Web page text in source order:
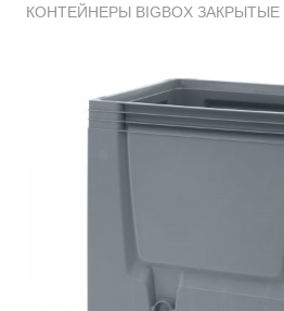
КОНТЕЙНЕРЫ BIGBOX ЗАКРЫТЫЕ